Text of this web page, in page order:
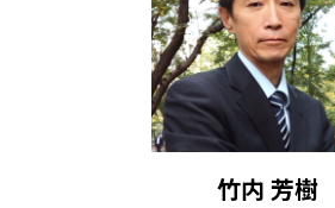
竹内 芳樹